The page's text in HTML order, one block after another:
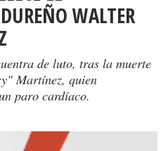
WALTER
de luto, tras la muerte
Martínez, quien
paro cardíaco.